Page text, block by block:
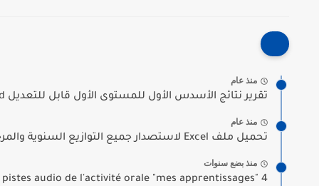
منذ عام
تقرير نتائج الأسدس الأول للمستوى الأول قابل للتعديل Word
منذ عام
تحميل ملف Excel لاستصدار جميع التوازيع السنوية والمرحلية باسم الأستاذ...
منذ بضع سنوات
pistes audio de l'activité orale "mes apprentissages" 4...